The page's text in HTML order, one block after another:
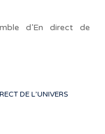
d’En direct de
DE L’UNIVERS